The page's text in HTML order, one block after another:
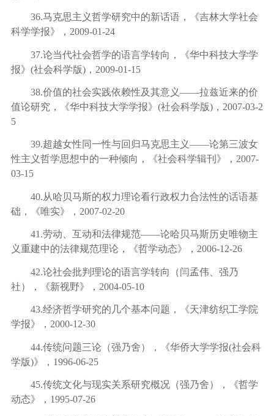
36.马克思主义哲学研究中的新话语，《吉林大学社会
科学学报》， 2009-01-24
37.论当代社会哲学的语言学转向，《华中科技大学学
报》 (社会科学版)， 2009-01-15
38.价值的社会实践依赖性及其意义——拉兹近来的价
值论研究，《华中科技大学学报》 (社会科学版)， 2007-03-2
5
39.超越女性同一性与回归马克思主义——论第三波女
性主义哲学思想中的一种倾向，《社会科学辑刊》， 2007-
03-15
40.从哈贝马斯的权力理论看行政权力合法性的话语基
础，《唯实》， 2007-02-20
41.劳动、互动和法律规范——论哈贝马斯历史唯物主
义重建中的法律规范理论，《哲学动态》， 2006-12-26
42.论社会批判理论的语言学转向（闫孟伟、强乃
社），《新视野》， 2004-05-10
43.经济哲学研究的几个基本问题，《天津纺织工学院
学报》， 2000-12-30
44.传统问题三论（强乃舍），《华侨大学学报(社会科
学版)》， 1996-06-25
45.传统文化与现实关系研究概况（强乃舍），《哲学
动态》， 1995-07-26